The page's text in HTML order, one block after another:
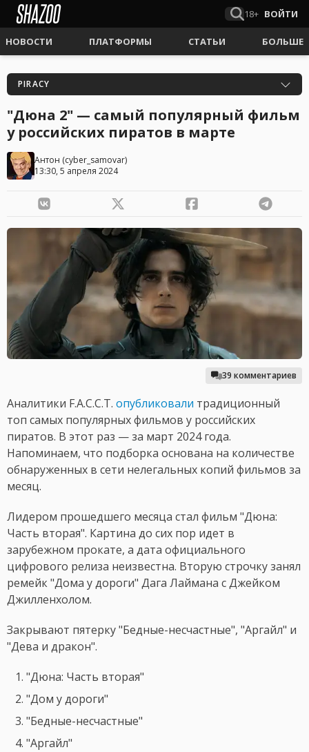
18+ ВОЙТИ
НОВОСТИ ПЛАТФОРМЫ СТАТЬИ БОЛЬШЕ
PIRACY
"Дюна 2" — самый популярный фильм
у российских пиратов в марте
Антон (cyber_samovar)
13:30, 5 апреля 2024
39 комментариев
Аналитики F.A.С.С.T. опубликовали традиционный
топ самых популярных фильмов у российских
пиратов. В этот раз — за март 2024 года.
Напоминаем, что подборка основана на количестве
обнаруженных в сети нелегальных копий фильмов за
месяц.
Лидером прошедшего месяца стал фильм "Дюна:
Часть вторая". Картина до сих пор идет в
зарубежном прокате, а дата официального
цифрового релиза неизвестна. Вторую строчку занял
ремейк "Дома у дороги" Дага Лаймана с Джейком
Джилленхолом.
Закрывают пятерку "Бедные-несчастные", "Аргайл" и
"Дева и дракон".
"Дюна: Часть вторая"
"Дом у дороги"
"Бедные-несчастные"
"Аргайл"